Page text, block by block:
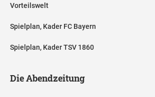
Vorteilswelt
Spielplan, Kader FC Bayern
Spielplan, Kader TSV 1860
Die Abendzeitung